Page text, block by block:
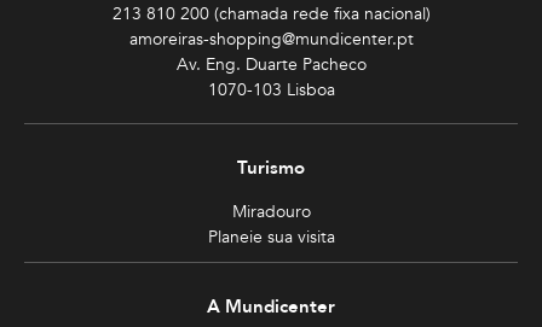
213 810 200 (chamada rede fixa nacional)
amoreiras-shopping@mundicenter.pt
Av. Eng. Duarte Pacheco
1070-103 Lisboa
Turismo
Miradouro
Planeie sua visita
A Mundicenter